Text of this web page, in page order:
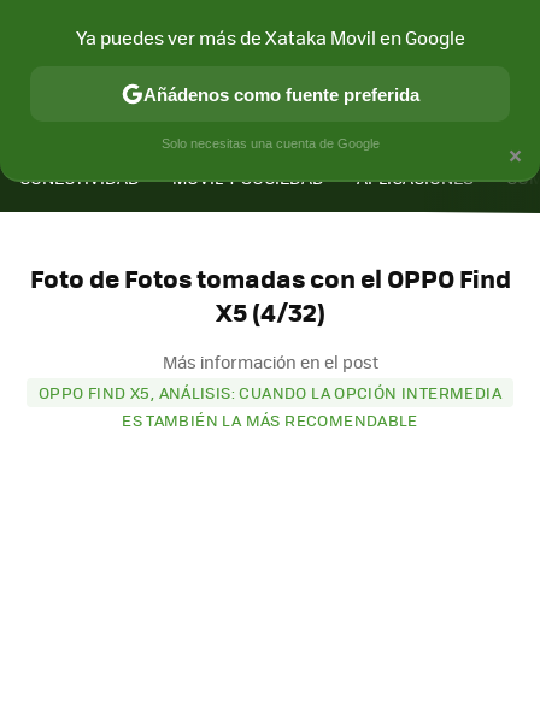
CONECTIVIDAD MÓVIL Y SOCIEDAD APLICACIONES
Foto de Fotos tomadas con el OPPO Find
X5 (4/32)
Más información en el post
OPPO FIND X5, ANÁLISIS: CUANDO LA OPCIÓN INTERMEDIA
ES TAMBIÉN LA MÁS RECOMENDABLE
×
Ya puedes ver más de Xataka Movil en Google
Añádenos como fuente preferida
Solo necesitas una cuenta de Google